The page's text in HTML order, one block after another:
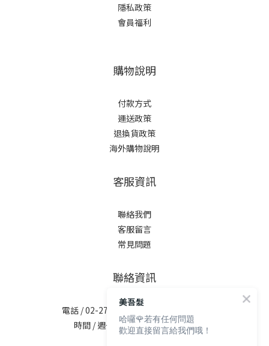
隱私政策
會員福利
購物說明
付款方式
運送政策
退換貨政策
海外購物說明
客服資訊
聯絡我們
客服留言
常見問題
聯絡資訊
電話 / 02-2713-6621 (無提供訂購服務)
時間 / 週一至週五 09:30-12:00；
美吾髮
哈囉🌹若有任何問題
歡迎直接留言給我們哦！